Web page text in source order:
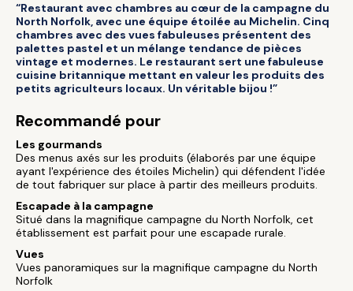
“Restaurant avec chambres au cœur de la campagne du
North Norfolk, avec une équipe étoilée au Michelin. Cinq
chambres avec des vues fabuleuses présentent des
palettes pastel et un mélange tendance de pièces
vintage et modernes. Le restaurant sert une fabuleuse
cuisine britannique mettant en valeur les produits des
petits agriculteurs locaux. Un véritable bijou !”
Recommandé pour
Les gourmands
Des menus axés sur les produits (élaborés par une équipe
ayant l'expérience des étoiles Michelin) qui défendent l'idée
de tout fabriquer sur place à partir des meilleurs produits.
Escapade à la campagne
Situé dans la magnifique campagne du North Norfolk, cet
établissement est parfait pour une escapade rurale.
Vues
Vues panoramiques sur la magnifique campagne du North
Norfolk